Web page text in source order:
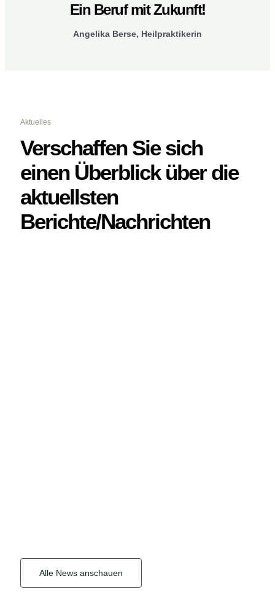
Ein Beruf mit Zukunft!
Angelika Berse, Heilpraktikerin
Aktuelles
Verschaffen Sie sich
einen Überblick über die
aktuellsten
Berichte/Nachrichten
Alle News anschauen